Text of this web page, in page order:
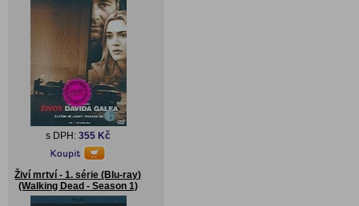
s DPH: 355 Kč
Živí mrtví - 1. série (Blu-ray)
(Walking Dead - Season 1)